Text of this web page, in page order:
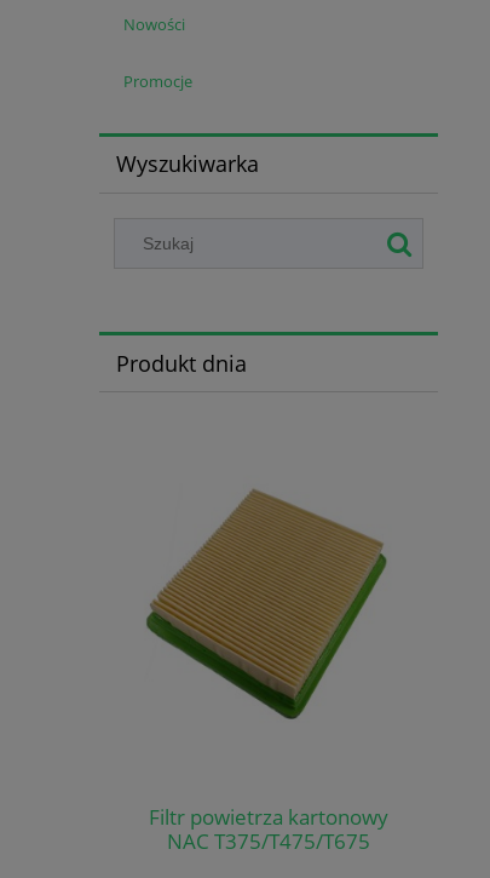
Nowości
Promocje
Wyszukiwarka
Produkt dnia
Filtr powietrza kartonowy
NAC T375/T475/T675